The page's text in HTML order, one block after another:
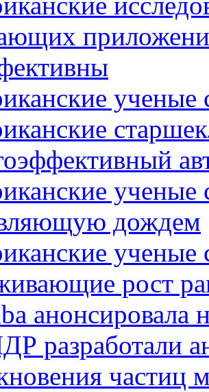
ученые
ученые
дождем
ученые
рост
анонсировала
разработали
частиц